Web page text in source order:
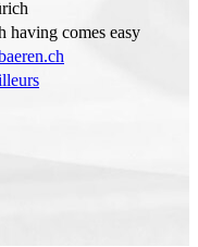
having comes easy